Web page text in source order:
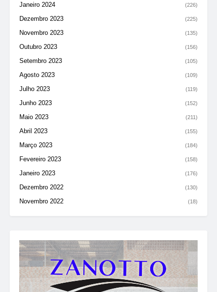
Janeiro 2024 (226)
Dezembro 2023 (225)
Novembro 2023 (135)
Outubro 2023 (156)
Setembro 2023 (105)
Agosto 2023 (109)
Julho 2023 (119)
Junho 2023 (152)
Maio 2023 (211)
Abril 2023 (155)
Março 2023 (184)
Fevereiro 2023 (158)
Janeiro 2023 (176)
Dezembro 2022 (130)
Novembro 2022 (18)